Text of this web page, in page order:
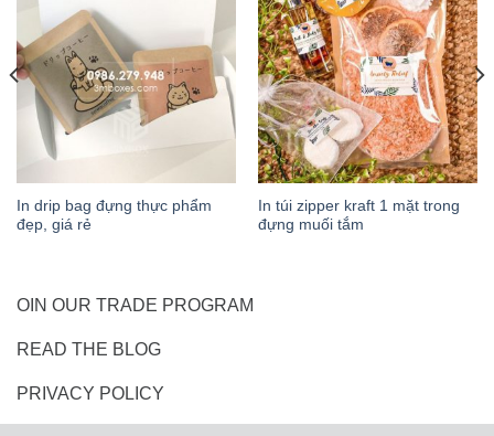
In drip bag đựng thực phẩm
đẹp, giá rẻ
In túi zipper kraft 1 mặt trong
đựng muối tắm
OIN OUR TRADE PROGRAM
READ THE BLOG
PRIVACY POLICY